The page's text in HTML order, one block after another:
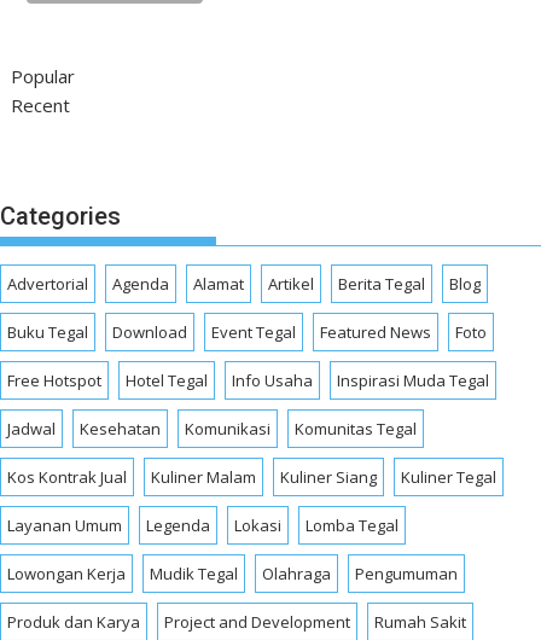
Popular
Recent
Categories
Advertorial Agenda Alamat Artikel Berita Tegal Blog
Buku Tegal Download Event Tegal Featured News Foto
Free Hotspot Hotel Tegal Info Usaha Inspirasi Muda Tegal
Jadwal Kesehatan Komunikasi Komunitas Tegal
Kos Kontrak Jual Kuliner Malam Kuliner Siang Kuliner Tegal
Layanan Umum Legenda Lokasi Lomba Tegal
Lowongan Kerja Mudik Tegal Olahraga Pengumuman
Produk dan Karya Project and Development Rumah Sakit